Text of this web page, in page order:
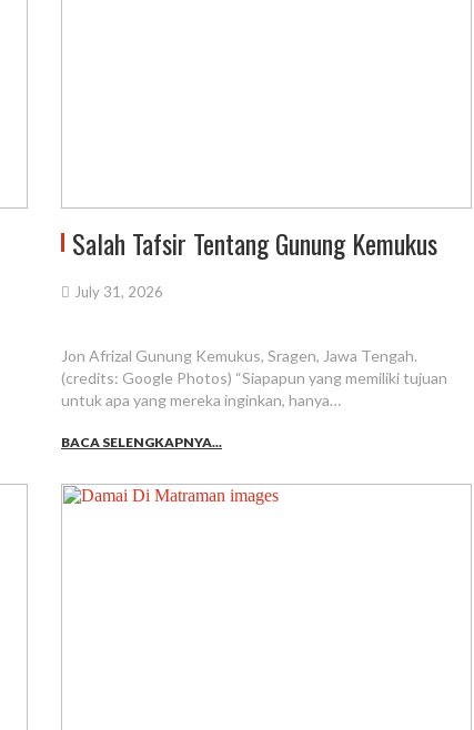
Salah Tafsir Tentang Gunung Kemukus
July 31, 2026
Jon Afrizal Gunung Kemukus, Sragen, Jawa Tengah.
(credits: Google Photos) “Siapapun yang memiliki tujuan
untuk apa yang mereka inginkan, hanya…
BACA SELENGKAPNYA...